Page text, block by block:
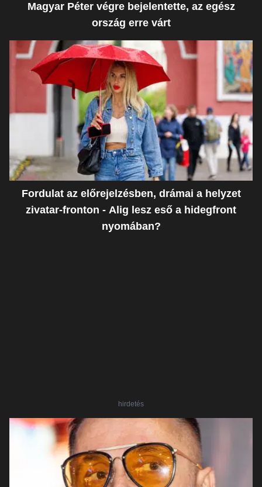
Magyar Péter végre bejelentette, az egész
ország erre várt
Fordulat az előrejelzésben, drámai a helyzet
zivatar-fronton - Alig lesz eső a hidegfront
nyomában?
hirdetés